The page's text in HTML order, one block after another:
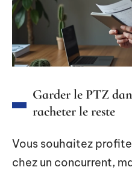
Garder le PTZ
racheter le reste
Vous souhaitez
chez un concurrent,